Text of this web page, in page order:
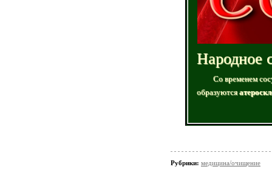
Народное
Со временем
образуются
Рубрики: медицина/очищение